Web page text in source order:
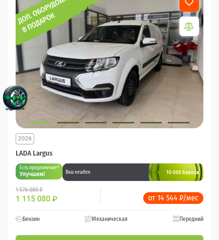
LADA Largus
2026
Есть предложение?
Улучшим! Ваш кешбек 10 000 баллов
1 576 080 ₽
1 115 080 ₽ от 14 544 ₽/мес
Бензин Механическая Передний